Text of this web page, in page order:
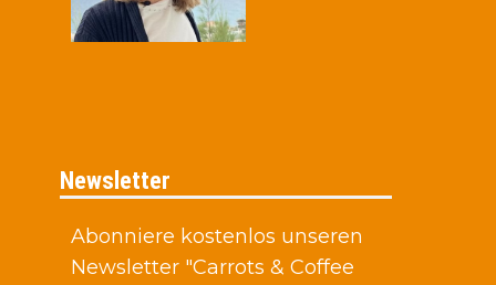
Newsletter
Abonniere kostenlos unseren
Newsletter "Carrots & Coffee